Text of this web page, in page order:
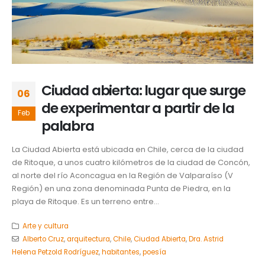
06
Feb
Ciudad abierta: lugar que surge
de experimentar a partir de la
palabra
La Ciudad Abierta está ubicada en Chile, cerca de la ciudad
de Ritoque, a unos cuatro kilómetros de la ciudad de Concón,
al norte del río Aconcagua en la Región de Valparaíso (V
Región) en una zona denominada Punta de Piedra, en la
playa de Ritoque. Es un terreno entre...
Arte y cultura
Alberto Cruz,arquitectura,Chile,Ciudad Abierta,Dra. Astrid
Helena Petzold Rodríguez,habitantes,poesía